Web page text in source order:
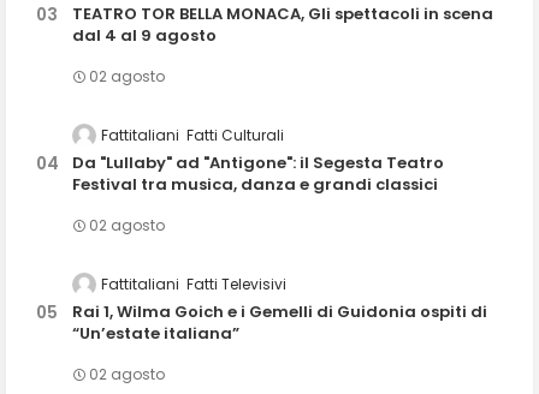
TEATRO TOR BELLA MONACA, Gli spettacoli in scena
dal 4 al 9 agosto
02 agosto
Fattitaliani Fatti Culturali
Da "Lullaby" ad "Antigone": il Segesta Teatro
Festival tra musica, danza e grandi classici
02 agosto
Fattitaliani Fatti Televisivi
Rai 1, Wilma Goich e i Gemelli di Guidonia ospiti di
“Un’estate italiana”
02 agosto